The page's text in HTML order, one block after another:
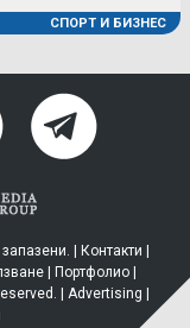
СПОРТ И БИЗНЕС
| Контакти
| Портфолио|
| Advertising